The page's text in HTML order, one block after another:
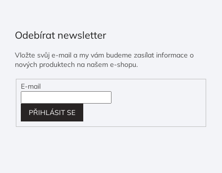
Odebírat newsletter
Vložte svůj e-mail a my vám budeme zasílat informace o
nových produktech na našem e-shopu.
E-mail
PŘIHLÁSIT SE